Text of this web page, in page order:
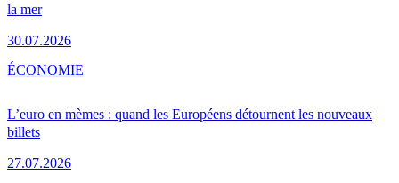
la mer
30.07.2026
L’euro en mèmes : quand les Européens détournent les nouveaux
billets
27.07.2026
ÉCONOMIE